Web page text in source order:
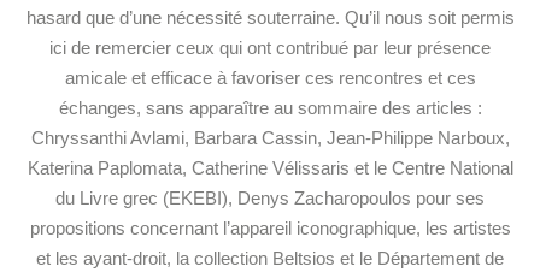
hasard que d’une nécessité souterraine. Qu’il nous soit permis
ici de remercier ceux qui ont contribué par leur présence
amicale et efficace à favoriser ces rencontres et ces
échanges, sans apparaître au sommaire des articles :
Chryssanthi Avlami, Barbara Cassin, Jean-Philippe Narboux,
Katerina Paplomata, Catherine Vélissaris et le Centre National
du Livre grec (EKEBI), Denys Zacharopoulos pour ses
propositions concernant l’appareil iconographique, les artistes
et les ayant-droit, la collection Beltsios et le Département de